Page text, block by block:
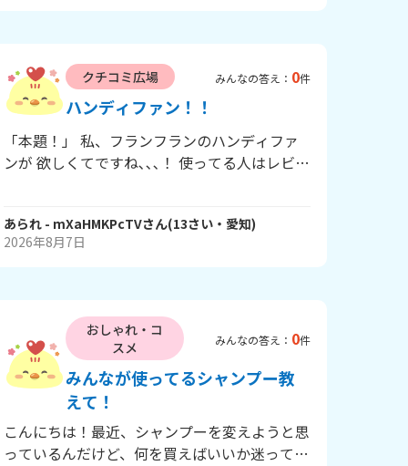
クチコミ広場 みんなの答え： 0件
ハンディファン！！
「本題！」 私、フランフランのハンディファ
ンが 欲しくてですね､､､！ 使ってる人はレビュ
ト？の うるちゅるのやつと！ シルバーのウェ
ーブのやつ！ どっちがいいかな？ あと、親に
し、 クリスマスは遅すぎる､､､ 多分「フランフ
ランじゃなくていいでしょ！」って言われるん
だよね泣 いろいろ質問多いけど、出来るのだ
けでもいいから答えて欲しい🙇‍♀️ たくさんの回
答待ってまーす💫
あられ - mXaHMKPcTVさん(13さい・ 愛知)
2026年8月7日
おしゃれ・コ
スメ
みんなの答え： 0件
みんなが使ってるシャンプー教
えて！
こんにちは！最近、シャンプーを変えようと思
っているんだけど、何を買えばいいか迷ってい